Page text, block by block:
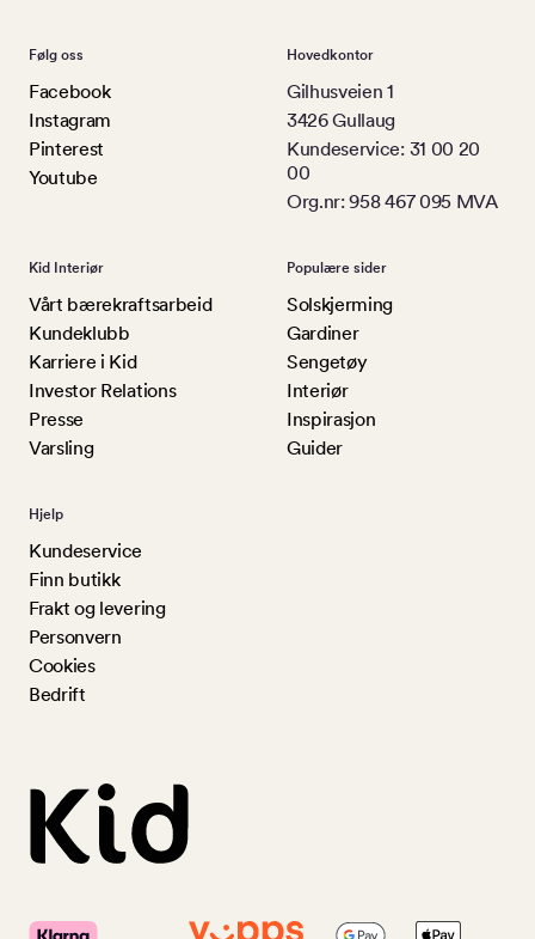
Følg oss
Facebook
Instagram
Pinterest
Youtube
Hovedkontor
Gilhusveien 1
3426 Gullaug
Kundeservice: 31 00 20
00
Org.nr: 958 467 095 MVA
Kid Interiør
Vårt bærekraftsarbeid
Kundeklubb
Karriere i Kid
Investor Relations
Presse
Varsling
Populære sider
Solskjerming
Gardiner
Sengetøy
Interiør
Inspirasjon
Guider
Hjelp
Kundeservice
Finn butikk
Frakt og levering
Personvern
Cookies
Bedrift